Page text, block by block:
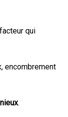
qui
encombrement
.